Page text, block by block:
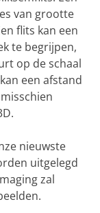
van grootte
flits kan een
te begrijpen,
op de schaal
een afstand
nieuwste
uitgelegd
zal